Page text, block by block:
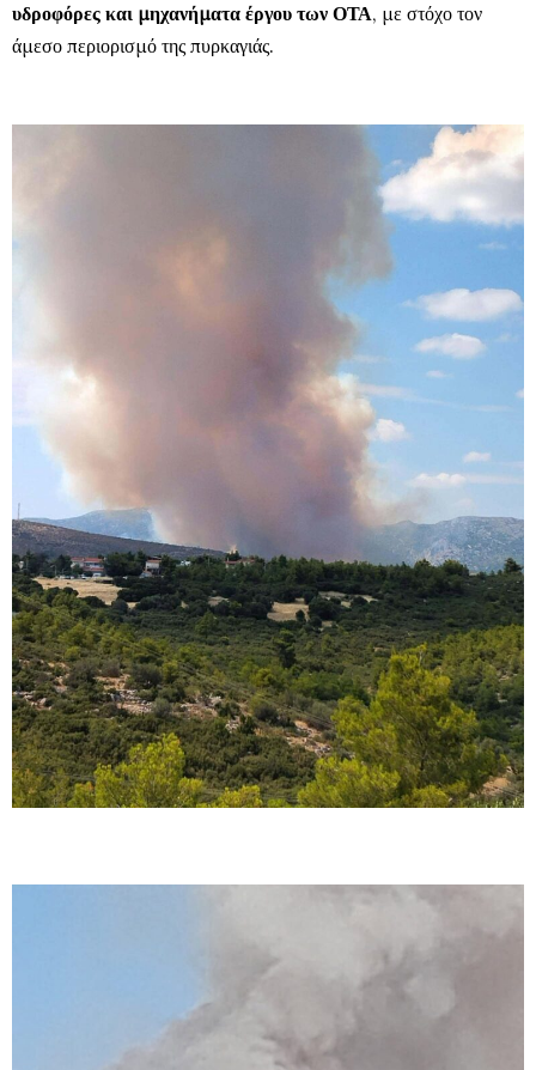
υδροφόρες και μηχανήματα έργου των ΟΤΑ, με στόχο τον
άμεσο περιορισμό της πυρκαγιάς.